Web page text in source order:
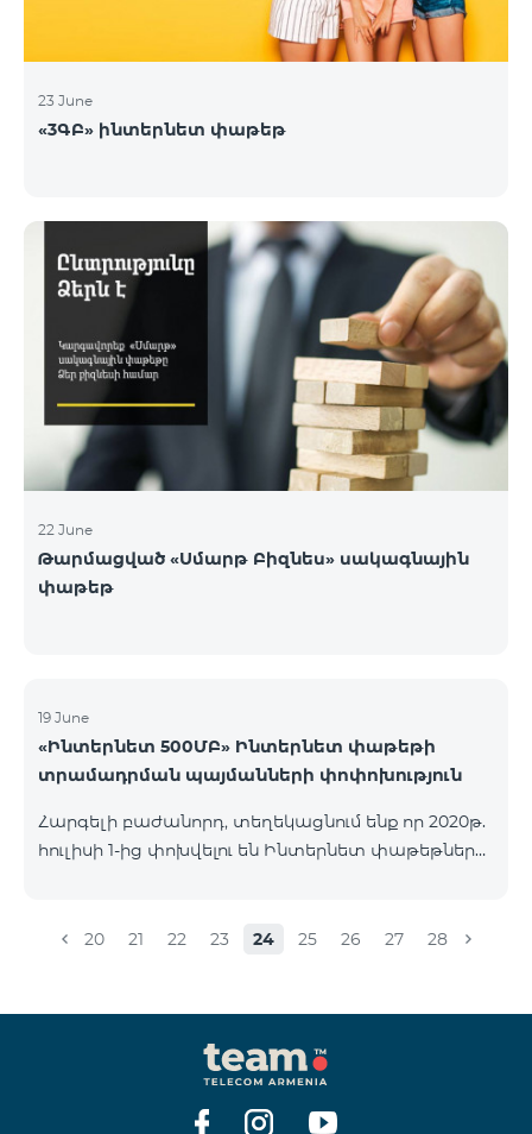
23 June
«3ԳԲ» ինտերնետ փաթեթ
22 June
Թարմացված «Սմարթ Բիզնես» սակագնային
փաթեթ
19 June
«Ինտերնետ 500ՄԲ» Ինտերնետ փաթեթի
տրամադրման պայմանների փոփոխություն
Հարգելի բաժանորդ, տեղեկացնում ենք որ 2020թ.
հուլիսի 1-ից փոխվելու են Ինտերնետ փաթեթների
վերամիացումները կդադարեցվեն 2)
այն կգօրծի մինչև տվյալ փաթեթի սպառման
ժամկետի վերջին օրը, իսկ հետվճարային
բաժանորդների համար 2020թ. հուլիսի 1-ից նոր
վերամիացումներ չեն լինի: 3) «Ինտերնետ 500ՄԲ»
20 21 22 23 24 25 26 27 28